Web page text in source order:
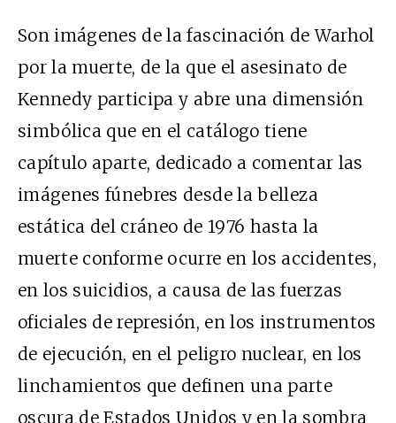
Son imágenes de la fascinación de Warhol
por la muerte, de la que el asesinato de
Kennedy participa y abre una dimensión
simbólica que en el catálogo tiene
capítulo aparte, dedicado a comentar las
imágenes fúnebres desde la belleza
estática del cráneo de 1976 hasta la
muerte conforme ocurre en los accidentes,
en los suicidios, a causa de las fuerzas
oficiales de represión, en los instrumentos
de ejecución, en el peligro nuclear, en los
linchamientos que definen una parte
oscura de Estados Unidos y en la sombra